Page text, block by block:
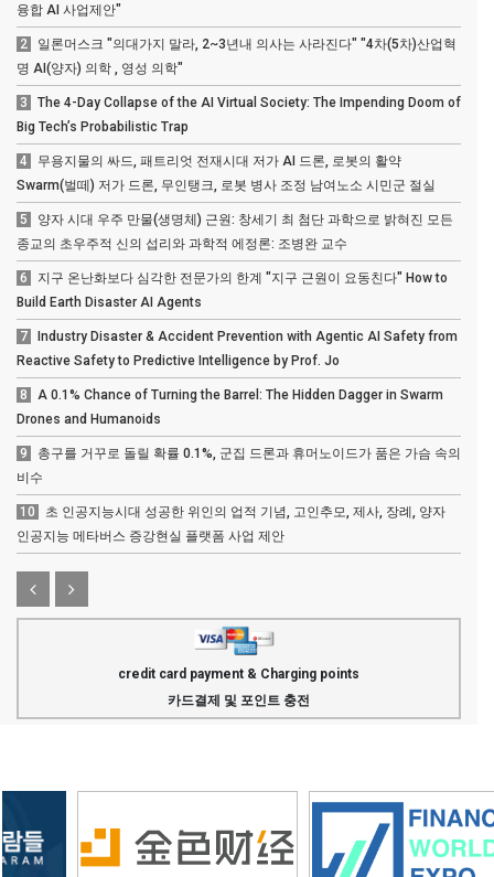
융합 AI 사업제안"
2
일론머스크 "의대가지 말라, 2~3년내 의사는 사라진다" "4차(5차)산업혁
명 AI(양자) 의학 , 영성 의학"
3
The 4-Day Collapse of the AI Virtual Society: The Impending Doom of
Big Tech’s Probabilistic Trap
4
무용지물의 싸드, 패트리엇 전재시대 저가 AI 드론, 로봇의 활약
Swarm(벌떼) 저가 드론, 무인탱크, 로봇 병사 조정 남여노소 시민군 절실
5
양자 시대 우주 만물(생명체) 근원: 창세기 최 첨단 과학으로 밝혀진 모든
종교의 초우주적 신의 섭리와 과학적 에정론: 조병완 교수
6
지구 온난화보다 심각한 전문가의 한계 "지구 근원이 요동친다" How to
Build Earth Disaster AI Agents
7
Industry Disaster & Accident Prevention with Agentic AI Safety from
Reactive Safety to Predictive Intelligence by Prof. Jo
8
A 0.1% Chance of Turning the Barrel: The Hidden Dagger in Swarm
Drones and Humanoids
9
총구를 거꾸로 돌릴 확률 0.1%, 군집 드론과 휴머노이드가 품은 가슴 속의
비수
10
초 인공지능시대 성공한 위인의 업적 기념, 고인추모, 제사, 장례, 양자
인공지능 메타버스 증강현실 플랫폼 사업 제안
credit card payment & Charging points
카드결제 및 포인트 충전